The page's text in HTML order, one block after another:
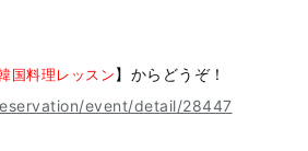
国料理レッスン】からどうぞ！
event/detail/28447